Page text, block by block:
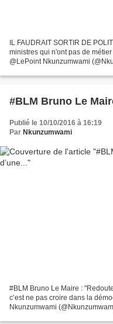
IL FAUDRAIT SORTIR DE
ministres qui n'ont pas de
@LePoint Nkunzumwami
#BLM Bruno Le
Publié le 10/10/2016 à 16:19
Par Nkunzumwami
#BLM Bruno Le Maire :
c’est ne pas croire dans la
Nkunzumwami